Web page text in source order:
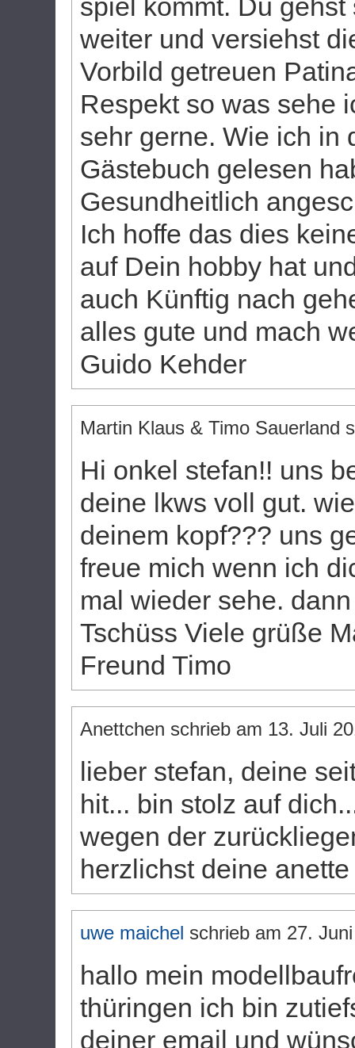
spiel kommt. Du gehst
weiter und versiehst
Vorbild getreuen
Respekt so was sehe
sehr gerne. Wie ich in
Gästebuch gelesen
Gesundheitlich
Ich hoffe das dies
auf Dein hobby hat
auch Künftig nach
alles gute und mach
Guido Kehder
Martin Klaus & Timo Sauerland
Hi onkel stefan!! uns
deine lkws voll gut.
deinem kopf??? uns
freue mich wenn ich
mal wieder sehe.
Tschüss Viele grüße
Freund Timo
Anettchen schrieb am 13. Juli
lieber stefan, deine
hit... bin stolz auf
wegen der
herzlichst deine anette
uwe maichel schrieb am 27.
hallo mein
thüringen ich bin
deiner email und